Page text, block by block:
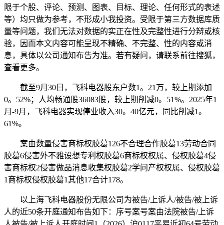
限于个股、评论、预测、图表、目标、理论、任何形式的表述
等）均只做为参考，不形成小我投资。受限于第三方数据库质
量等问题，我们无法对数据的实正在性及完整性进行分辩或核
验，因而本文内容可能呈现不精确、不完整、性的内容或消
息，具体以公司通知布告为准。若有疑问，请联系前往搜狐，
查看更多。
截至9月30日，飞科电器股东户数1。21万，较上期添加
0。52%；人均畅通股36083股，较上期削减0。51%。2025年1
月-9月，飞科电器实现停业收入30。40亿元，同比削减1。
61%。
案由数量侵害商标权胶葛126不合理合作胶葛13劳动合同
胶葛6侵害外不雅设想专利权胶葛6商标权权属、侵权胶葛4侵
害商标权2侵害做品消息收集权胶葛2学问产权权属、侵权胶葛
1商标权侵权胶葛1其他17合计178。
以上海飞科电器股份无限公司为被告/上诉人/被告/被上诉
人的近50条开庭通知布告如下：序号案号案由法院被告/上诉